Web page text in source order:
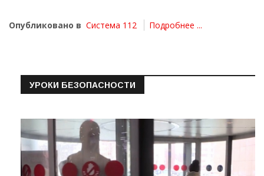
Опубликовано в Система 112 Подробнее ...
УРОКИ БЕЗОПАСНОСТИ